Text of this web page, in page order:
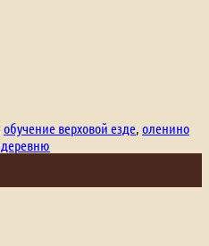
обучение верховой езде оленино
деревню